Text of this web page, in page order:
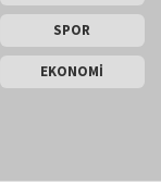
SPOR
EKONOMİ